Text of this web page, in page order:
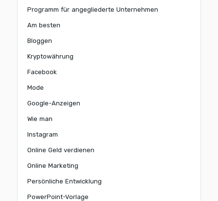
Programm für angegliederte Unternehmen
Am besten
Bloggen
Kryptowährung
Facebook
Mode
Google-Anzeigen
Wie man
Instagram
Online Geld verdienen
Online Marketing
Persönliche Entwicklung
PowerPoint-Vorlage